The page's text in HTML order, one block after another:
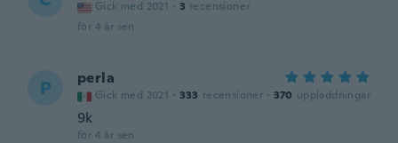
Gick med 2021 · 3 recensioner
för 4 år sen
P perla
Gick med 2021 · 333 recensioner · 370 uppladdningar
9k
för 4 år sen